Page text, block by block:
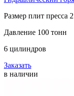
Размер плит пресса
Давление 100 тонн
6 цилиндров
Заказать
в наличии